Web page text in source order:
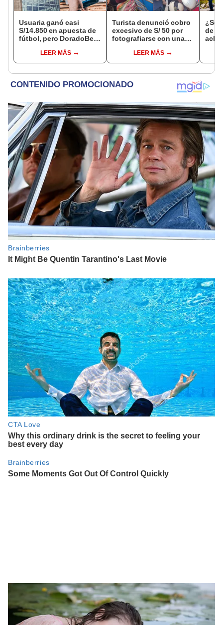
Usuaria ganó casi
S/14.850 en apuesta de
fútbol, pero DoradoBet
Indecopi multó a la
empresa con más de S/
LEER MÁS
Turista denunció cobro
excesivo de S/ 50 por
fotografiarse con una
Serenazgo recuperó el
dinero
LEER MÁS
¿Se
de